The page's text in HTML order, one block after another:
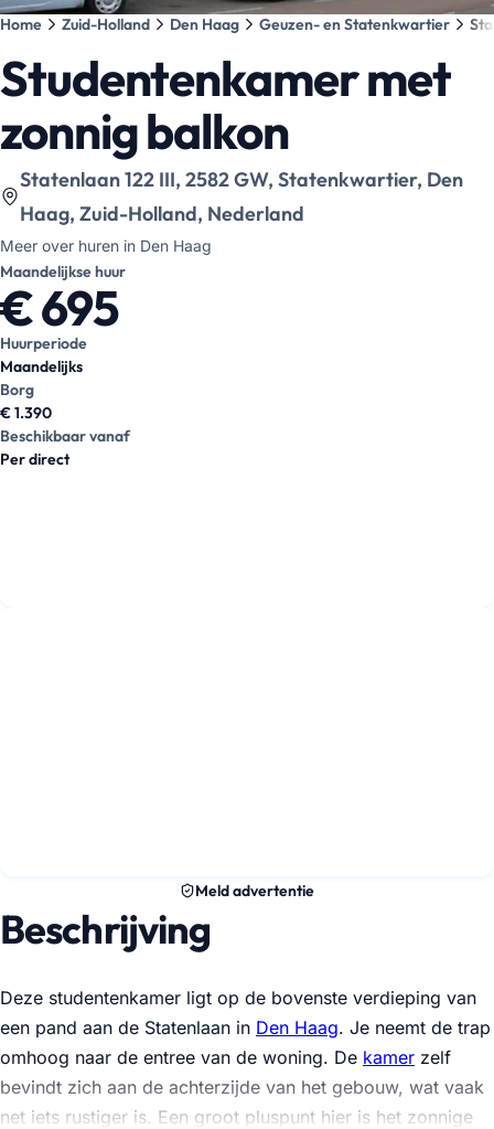
Home Zuid-Holland Den Haag Geuzen- en Statenkwartier
Studentenkamer met
zonnig balkon
Bekijk locatie op kaart:
Statenlaan 122 III, 2582 GW, Statenkwartier, Den
Haag, Zuid-Holland, Nederland
Meer over huren in Den Haag
Maandelijkse huur
€ 695
Huurperiode
Maandelijks
Borg
€ 1.390
Beschikbaar vanaf
Per direct
Meld advertentie
Beschrijving
Deze studentenkamer ligt op de bovenste verdieping van
een pand aan de Statenlaan in Den Haag. Je neemt de trap
omhoog naar de entree van de woning. De kamer zelf
bevindt zich aan de achterzijde van het gebouw, wat vaak
net iets rustiger is. Een groot pluspunt hier is het zonnige